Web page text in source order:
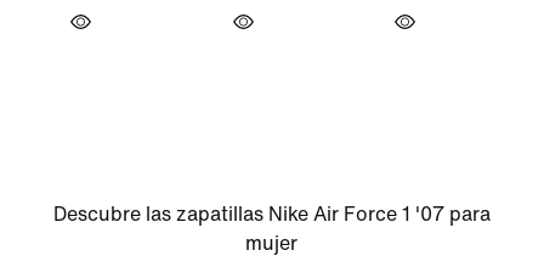
Descubre las zapatillas Nike Air Force 1 '07 para
mujer